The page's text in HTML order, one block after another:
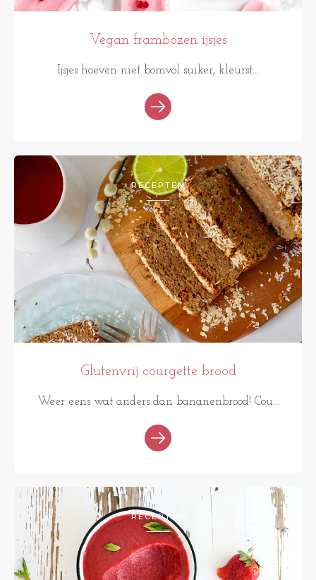
Vegan frambozen ijsjes
Ijsjes hoeven niet bomvol suiker, kleurst...
RECEPTEN
Glutenvrij courgette brood
Weer eens wat anders dan bananenbrood! Cou...
RECEPTEN